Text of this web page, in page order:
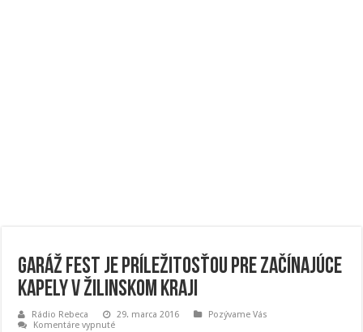
Garáž fest je príležitosťou pre začínajúce
kapely v Žilinskom kraji
Rádio Rebeca 29. marca 2016
Pozývame Vás
Komentáre vypnuténa